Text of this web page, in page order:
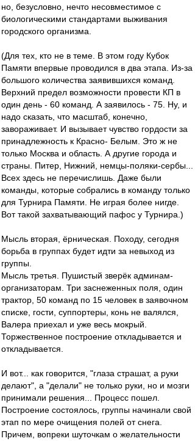
но, безусловно, нечто несовместимое с
биологическими стандартами выживания
городского организма.
(Для тех, кто не в теме. В этом году Кубок
Памяти впервые проводился в два этапа. Из-за
большого количества заявившихся команд.
Верхний предел возможности провести КП в
один день - 60 команд. А заявилось - 75. Ну, и
надо сказать, что масштаб, конечно,
завораживает. И вызывает чувство гордости за
принадлежность к Красно- Белым. Это ж не
только Москва и область. А другие города и
страны. Питер, Нижний, немцы-поляки-сербы...
Всех здесь не перечислишь. Даже были
команды, которые собрались в команду только
для Турнира Памяти. Не играя более нигде.
Вот такой захватывающий пафос у Турнира.)
Мысль вторая, ёрническая. Походу, сегодня
борьба в группах будет идти за невыход из
группы.
Мысль третья. Пушистый зверёк админам-
организаторам. Три заснеженных поля, один
трактор, 50 команд по 15 человек в заявочном
списке, гости, суппортеры, конь не валялся,
Валера приехал и уже весь мокрый.
Торжественное построение откладывается и
откладывается.
И вот... как говорится, "глаза страшат, а руки
делают", а "делали" не только руки, но и мозги
принимали решения... Процесс пошел.
Построение состоялось, группы начинали свой
этап по мере очищения полей от снега.
Причем, вопреки шуточкам о желательности